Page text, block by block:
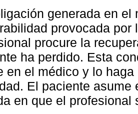
generada en
provocada por
procure la
ha perdido. Esta
en el médico y lo
El paciente
en que el